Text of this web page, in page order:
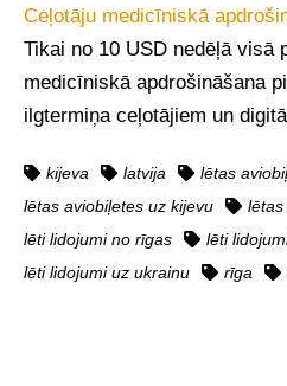
Ceļotāju medicīniskā
Tikai no 10 USD nedēļā visā
medicīniskā apdrošināšana
ilgtermiņa ceļotājiem un
kijeva latvija
lētas
lētas aviobiļetes uz kijevu
lēti lidojumi no rīgas
lēti
lēti lidojumi uz ukrainu
rīga